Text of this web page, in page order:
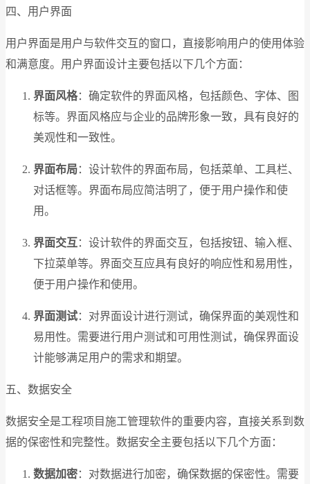
四、用户界面
用户界面是用户与软件交互的窗口，直接影响用户的使用体验
和满意度。用户界面设计主要包括以下几个方面：
界面风格：确定软件的界面风格，包括颜色、字体、图
标等。界面风格应与企业的品牌形象一致，具有良好的
美观性和一致性。
界面布局：设计软件的界面布局，包括菜单、工具栏、
对话框等。界面布局应简洁明了，便于用户操作和使
用。
界面交互 ：设计软件的界面交互，包括按钮、输入框、
下拉菜单等。界面交互应具有良好的响应性和易用性，
便于用户操作和使用。
界面测试：对界面设计进行测试，确保界面的美观性和
易用性。需要进行用户测试和可用性测试，确保界面设
计能够满足用户的需求和期望。
五、数据安全
数据安全是工程项目施工管理软件的重要内容，直接关系到数
据的保密性和完整性。数据安全主要包括以下几个方面：
数据加密：对数据进行加密，确保数据的保密性。需要